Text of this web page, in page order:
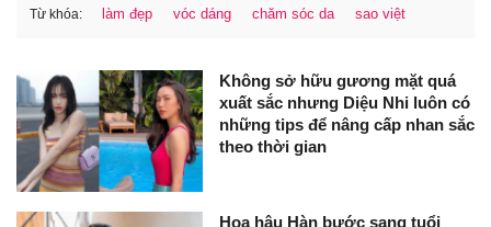
Từ khóa: làm đẹp vóc dáng chăm sóc da sao việt
Không sở hữu gương mặt quá
xuất sắc nhưng Diệu Nhi luôn có
những tips để nâng cấp nhan sắc
theo thời gian
Hoa hậu Hàn bước sang tuổi